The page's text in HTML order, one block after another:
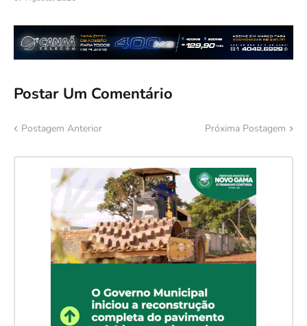
Postar Um Comentário
Postagem Anterior Próxima Postagem